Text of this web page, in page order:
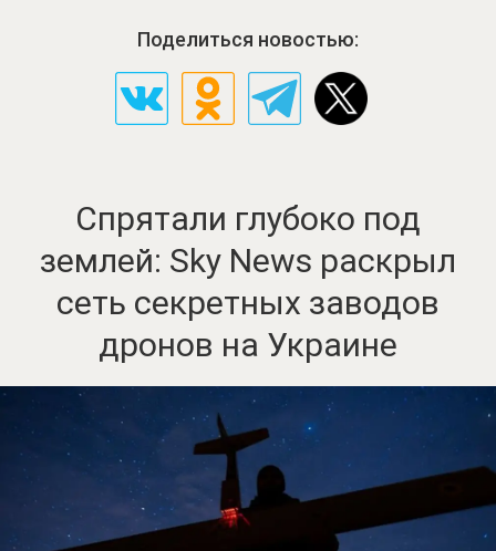
Поделиться новостью:
Спрятали глубоко под
землей: Sky News раскрыл
сеть секретных заводов
дронов на Украине